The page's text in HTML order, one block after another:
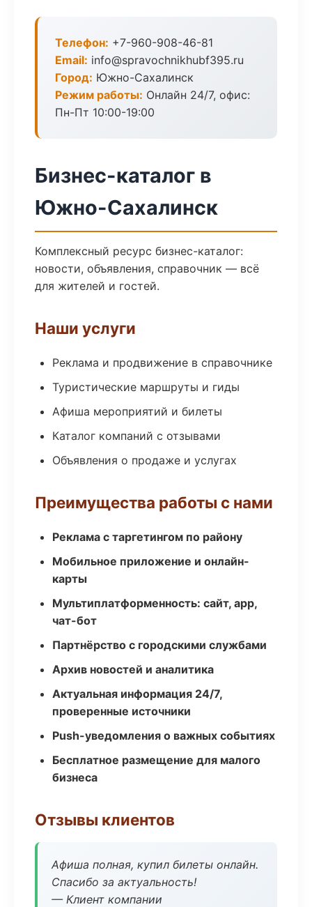
Телефон: +7-960-908-46-81
Email: info@spravochnikhubf395.ru
Город: Южно-Сахалинск
Режим работы: Онлайн 24/7, офис:
Пн-Пт 10:00-19:00
Бизнес-каталог в
Южно-Сахалинск
Комплексный ресурс бизнес-каталог:
новости, объявления, справочник — всё
для жителей и гостей.
Наши услуги
Реклама и продвижение в справочнике
Туристические маршруты и гиды
Афиша мероприятий и билеты
Каталог компаний с отзывами
Объявления о продаже и услугах
Преимущества работы с нами
Реклама с таргетингом по району
Мобильное приложение и онлайн-
карты
Мультиплатформенность: сайт, app,
чат-бот
Партнёрство с городскими службами
Архив новостей и аналитика
Актуальная информация 24/7,
проверенные источники
Push-уведомления о важных событиях
Бесплатное размещение для малого
бизнеса
Отзывы клиентов
Афиша полная, купил билеты онлайн.
Спасибо за актуальность!
— Клиент компании